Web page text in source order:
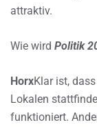
attraktiv.
Wie wird Politik
HorxKlar ist,
Lokalen
funktioniert.